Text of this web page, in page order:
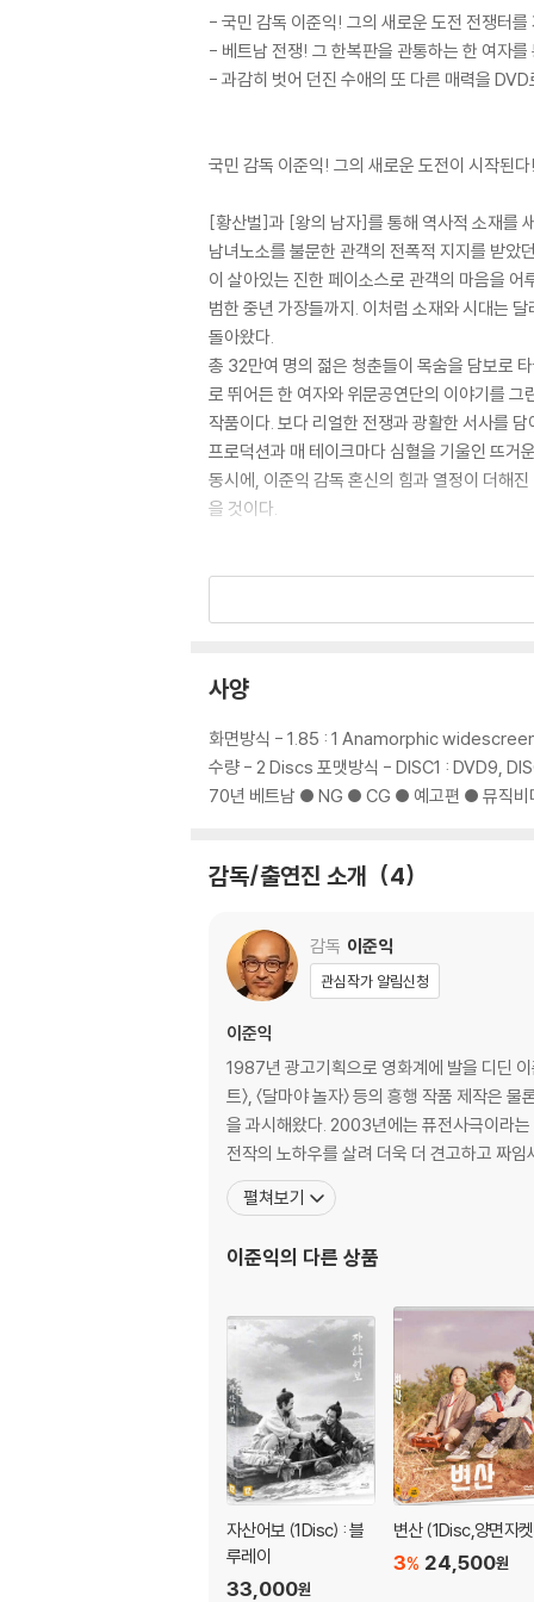
- 국민 감독 이준익! 그의 새로운 도전 전쟁터
- 베트남 전쟁! 그 한복판을 관통하는 한 여자
- 과감히 벗어 던진 수애의 또 다른 매력을
국민 감독 이준익! 그의 새로운 도전이 시작된
[황산벌]과 [왕의 남자]를 통해 역사적 소재를
남녀노소를 불문한 관객의 전폭적 지지를 받
이 살아있는 진한 페이소스로 관객의 마음을
범한 중년 가장들까지. 이처럼 소재와 시대는
돌아왔다.
총 32만여 명의 젊은 청춘들이 목숨을 담보로
로 뛰어든 한 여자와 위문공연단의 이야기를
작품이다. 보다 리얼한 전쟁과 광활한 서사를
프로덕션과 매 테이크마다 심혈을 기울인 뜨거
동시에, 이준익 감독 혼신의 힘과 열정이 더해
을 것이다.
전쟁터를 가로지르는 광활한 서사가 펼쳐진다!
남편을 찾기 위해 전쟁터로 뛰어든 '순이'의 여
관통하는 순이의 여정은 생과 사를 넘나드는
수많은 클럽들이 밤새 불을 밝히고, 달러벌이
전 부대와 위문공연 도중 순식간에 적의 공격
새로운 시각으로 베트남 전쟁을 이야기하다!
[님은 먼곳에]는 주로 남자들의 이야기를 다
에서 새로움과 기대감을 더하는 [님은 먼곳에
진 풍경은 이념과 옳고 그름을 떠나 전쟁이 인
"니가 사랑이 뭔지 아나"라는 말 한마디를 남
여주는 여성 순이. 나약하게 쓰러지지 않고
화의 새로운 지평을 열며, 단순히 남녀간의 사
베트남 전쟁의 위문공연단! 스크린으로 되살아
환희와 열기로 가득 찬 사진의 드라마틱한 힘
재를 더욱 풍성하고 깊이 있는 드라마로 완성
은 군인들의 모습 등 전쟁의 혼란 속 유일한
러니와 슬픔을 느끼게 한다. 그리고 전쟁터에
누군가에겐 목숨을 건 죽음의 공간이었고, 누
0년대 우리의 과거와 오버랩되며 더욱 진솔한
'님은 먼곳에'부터 올드팝까지!
시대와 세대를 초월한 빈티지 뮤직의 향연!
[라디오 스타]와 [즐거운 인생]에서 이준익 감
사양
화면방식 - 1.85 : 1 Anamorphic
수량 - 2 Discs 포맷방식 - DISC1 : DVD9,
70년 베트남 ● NG ● CG ● 예고편 ● 뮤직비
감독/출연진 소개 4
감독 이준익
관심작가 알림신청
이준익
1987년 광고기획으로 영화계에 발을 디딘 이
트〉, 〈달마야 놀자〉 등의 흥행 작품 제작은
을 과시해왔다. 2003년에는 퓨전사극이라는 새로운 장르를 연 〈황산벌〉을 제작/연출하여 전국 290만 관객을 동원한 바 있는 이준익 감독은 2005년〈왕의 남자〉를 통해
전작의 노하우를 살려 더욱 더 견고하고 짜
펼쳐보기
이준익의 다른 상품
자산어보 (1Disc) : 블
루레이
33,000원
변산 (1Disc,양면자
24,500원
3%